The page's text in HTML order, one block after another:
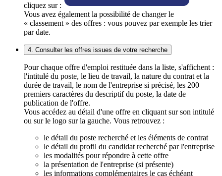
cliquez sur :
Vous avez également la possibilité de changer le
« classement » des offres : vous pouvez par exemple les trier
par date.
4. Consulter les offres issues de votre recherche
Pour chaque offre d'emploi restituée dans la liste, s'affichent :
l'intitulé du poste, le lieu de travail, la nature du contrat et la
durée de travail, le nom de l'entreprise si précisé, les 200
premiers caractères du descriptif du poste, la date de
publication de l'offre.
Vous accédez au détail d'une offre en cliquant sur son intitulé
ou sur le logo sur la gauche. Vous retrouvez :
le détail du poste recherché et les éléments de contrat
le détail du profil du candidat recherché par l'entreprise
les modalités pour répondre à cette offre
la présentation de l'entreprise (si présente)
les informations complémentaires le cas échéant